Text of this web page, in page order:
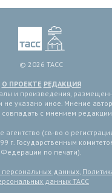
© 2026 ТАСС
О ПРОЕКТЕ РЕДАКЦИЯ
и произведения,
не указано иное. Мнение
с мнением редакции.
агентство (св-во о
г. Государственным
Федерации по печати).
персональных данных
данных ТАСС